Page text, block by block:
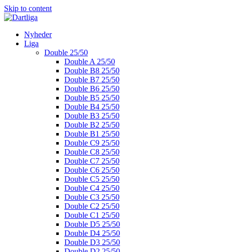
Skip to content
Nyheder
Liga
Double 25/50
Double A 25/50
Double B8 25/50
Double B7 25/50
Double B6 25/50
Double B5 25/50
Double B4 25/50
Double B3 25/50
Double B2 25/50
Double B1 25/50
Double C9 25/50
Double C8 25/50
Double C7 25/50
Double C6 25/50
Double C5 25/50
Double C4 25/50
Double C3 25/50
Double C2 25/50
Double C1 25/50
Double D5 25/50
Double D4 25/50
Double D3 25/50